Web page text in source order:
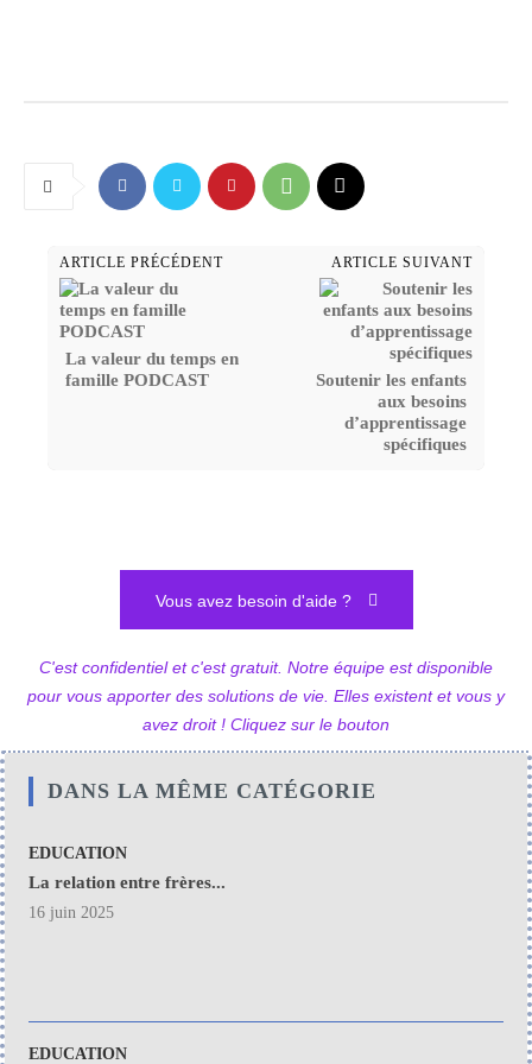
ARTICLE PRÉCÉDENT
La valeur du temps en
famille PODCAST
ARTICLE SUIVANT
Soutenir les enfants
aux besoins
d’apprentissage
spécifiques
Vous avez besoin d'aide ?
C'est confidentiel et c'est gratuit. Notre équipe est disponible
pour vous apporter des solutions de vie. Elles existent et vous y
avez droit ! Cliquez sur le bouton
DANS LA MÊME CATÉGORIE
EDUCATION
La relation entre frères...
16 juin 2025
EDUCATION